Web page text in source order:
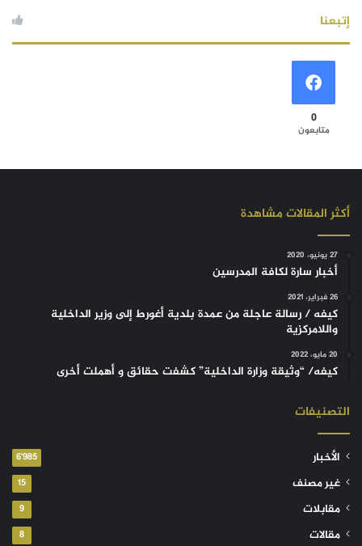
إتبعنا
0
متابعون
أكثر المقالات مشاهدة
27 يونيو، 2020
أخبار سارة لكافة المدرسين
26 فبراير، 2021
كيفه / رسالة عاجلة من عمدة بلدية أغورط إلى وزير الداخلية
واللامركزية
20 مايو، 2022
كيفه/ “وثيقة وزارة الداخلية” كشفت حقائق و أهملت أخرى
التصنيفات
الأخبار 6٬985
غير مصنف 15
مقابلات 9
مقالات 8